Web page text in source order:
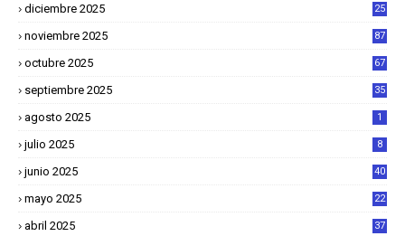
diciembre 2025
25
noviembre 2025 87
octubre 2025 67
septiembre 2025 35
agosto 2025 1
julio 2025 8
junio 2025 40
mayo 2025
22
abril 2025
37